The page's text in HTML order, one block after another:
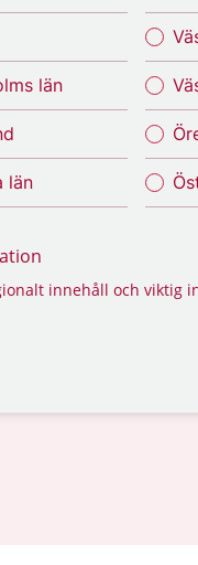
län
län
innehåll och viktig